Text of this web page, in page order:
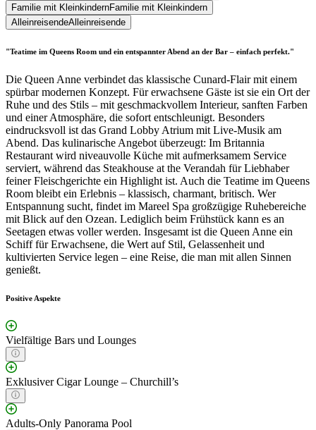
Familie mit KleinkindernFamilie mit Kleinkindern
AlleinreisendeAlleinreisende
"Teatime im Queens Room und ein entspannter Abend an der Bar – einfach perfekt."
Die Queen Anne verbindet das klassische Cunard-Flair mit einem
spürbar modernen Konzept. Für erwachsene Gäste ist sie ein Ort der
Ruhe und des Stils – mit geschmackvollem Interieur, sanften Farben
und einer Atmosphäre, die sofort entschleunigt. Besonders
eindrucksvoll ist das Grand Lobby Atrium mit Live-Musik am
Abend. Das kulinarische Angebot überzeugt: Im Britannia
Restaurant wird niveauvolle Küche mit aufmerksamem Service
serviert, während das Steakhouse at the Verandah für Liebhaber
feiner Fleischgerichte ein Highlight ist. Auch die Teatime im Queens
Room bleibt ein Erlebnis – klassisch, charmant, britisch. Wer
Entspannung sucht, findet im Mareel Spa großzügige Ruhebereiche
mit Blick auf den Ozean. Lediglich beim Frühstück kann es an
Seetagen etwas voller werden. Insgesamt ist die Queen Anne ein
Schiff für Erwachsene, die Wert auf Stil, Gelassenheit und
kultivierten Service legen – eine Reise, die man mit allen Sinnen
genießt.
Positive Aspekte
Vielfältige Bars und Lounges
Exklusiver Cigar Lounge – Churchill’s
Adults-Only Panorama Pool